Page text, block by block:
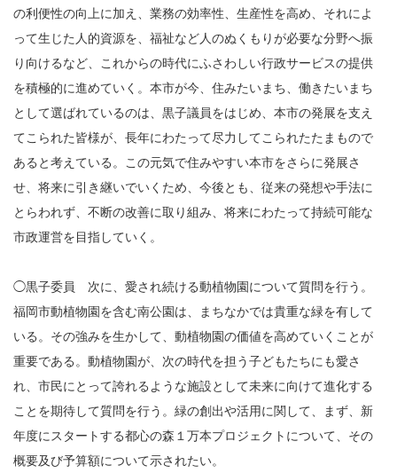
の利便性の向上に加え、業務の効率性、生産性を高め、それによ
って生じた人的資源を、福祉など人のぬくもりが必要な分野へ振
り向けるなど、これからの時代にふさわしい行政サービスの提供
を積極的に進めていく。本市が今、住みたいまち、働きたいまち
として選ばれているのは、黒子議員をはじめ、本市の発展を支え
てこられた皆様が、長年にわたって尽力してこられたたまもので
あると考えている。この元気で住みやすい本市をさらに発展さ
せ、将来に引き継いでいくため、今後とも、従来の発想や手法に
とらわれず、不断の改善に取り組み、将来にわたって持続可能な
市政運営を目指していく。
◯黒子委員 次に、愛され続ける動植物園について質問を行う。
福岡市動植物園を含む南公園は、まちなかでは貴重な緑を有して
いる。その強みを生かして、動植物園の価値を高めていくことが
重要である。動植物園が、次の時代を担う子どもたちにも愛さ
れ、市民にとって誇れるような施設として未来に向けて進化する
ことを期待して質問を行う。緑の創出や活用に関して、まず、新
年度にスタートする都心の森１万本プロジェクトについて、その
概要及び予算額について示されたい。